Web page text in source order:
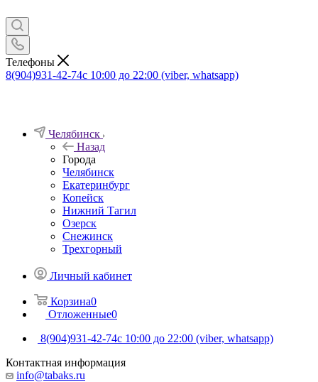
Телефоны
8(904)931-42-74с 10:00 до 22:00 (viber, whatsapp)
Челябинск
Назад
Города
Челябинск
Екатеринбург
Копейск
Нижний Тагил
Озерск
Снежинск
Трехгорный
Личный кабинет
Корзина0
Отложенные0
8(904)931-42-74с 10:00 до 22:00 (viber, whatsapp)
Контактная информация
info@tabaks.ru